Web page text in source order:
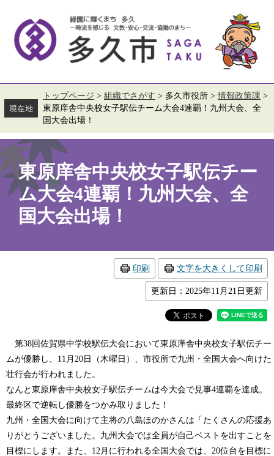
す。
し
文
トップページ > 組織でさがす > 多久市役所 >情報政策課 >
東原庠舎中央校女子駅伝チーム大会4連覇！九州大会、全
国大会出場！
本
文
東原庠舎中央校女子駅伝チー
ム大会4連覇！九州大会、全
国大会出場！
印刷 文字を大きくして印刷
更新日：2025年11月21日更新
第38回佐賀県中学校駅伝大会において東原庠舎中央校女子駅伝チー
ムが優勝し、11月20日（木曜日）、市役所で九州・全国大会へ向けた
壮行会が行われました。
なんと東原庠舎中央校女子駅伝チームは今大会で見事4連覇を達成。
最終区で逆転し優勝をつかみ取りました！
九州・全国大会に向けて主将の八島ほのかさんは「たくさんの応援あ
りがとうございました。九州大会では全員が自己ベストを出すことを
目標にします。また、12月に行われる全国大会では、20位台を目標に